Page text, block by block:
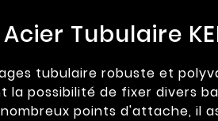
Tubulaire
tubulaire robuste et
possibilité de fixer divers
points d'attache, il